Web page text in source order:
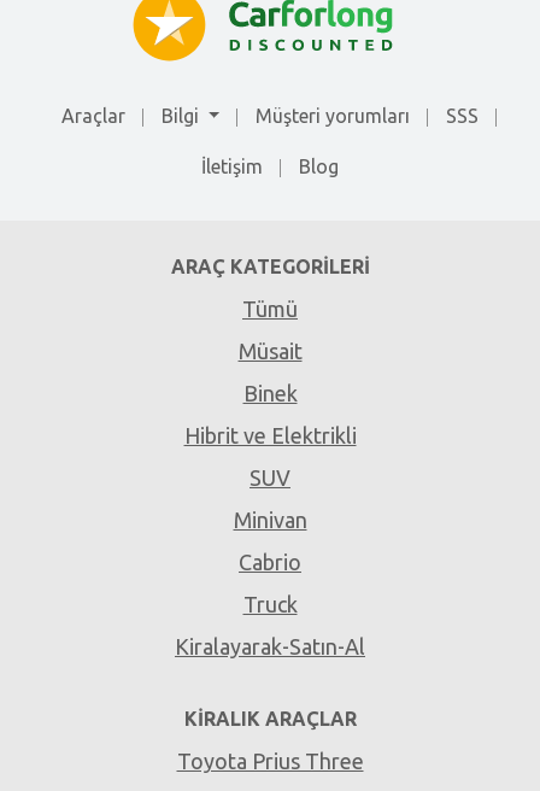
Araçlar Bilgi Müşteri yorumları SSS
İletişim Blog
ARAÇ KATEGORILERI
Tümü
Müsait
Binek
Hibrit ve Elektrikli
SUV
Minivan
Cabrio
Truck
Kiralayarak-Satın-Al
KIRALIK ARAÇLAR
Toyota Prius Three